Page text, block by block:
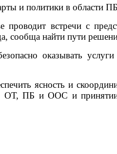
и политики в области
встречи с
сообща найти пути
оказывать услуги
ясность и
ОТ, ПБ и ООС и